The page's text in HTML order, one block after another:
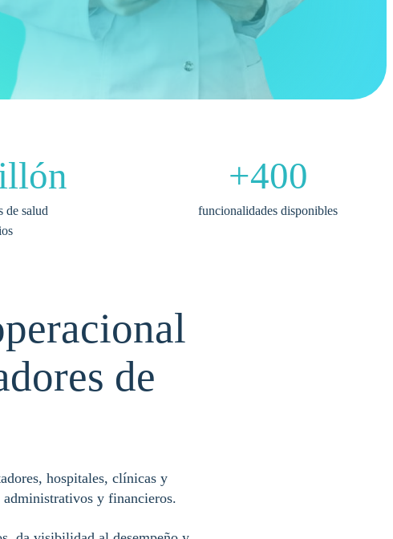
de salud
+400
funcionalidades disponibles
de
hospitales, clínicas y
administrativos y financieros.